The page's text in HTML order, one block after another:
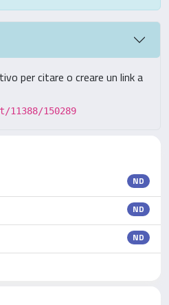
per citare o creare un link a
150289
ND
ND
ND